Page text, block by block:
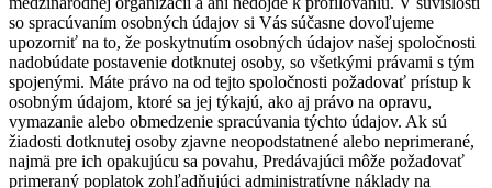
so spracúvaním osobných údajov si Vás súčasne dovoľujeme
upozorniť na to, že poskytnutím osobných údajov našej spoločnosti
nadobúdate postavenie dotknutej osoby, so všetkými právami s tým
spojenými. Máte právo na od tejto spoločnosti požadovať prístup k
osobným údajom, ktoré sa jej týkajú, ako aj právo na opravu,
vymazanie alebo obmedzenie spracúvania týchto údajov. Ak sú
žiadosti dotknutej osoby zjavne neopodstatnené alebo neprimerané,
najmä pre ich opakujúcu sa povahu, Predávajúci môže požadovať
primeraný poplatok zohľadňujúci administratívne náklady na